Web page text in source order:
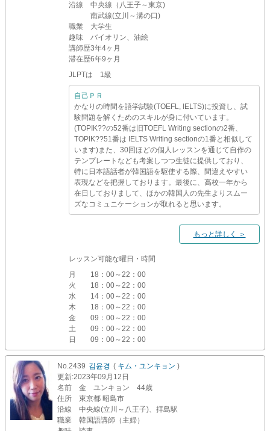
沿線
中央線（八王子～東京)
南武線(立川～溝の口)
職業
大学生
趣味
バイオリン、油絵
講師歴3年4ヶ月
滞在歴6年9ヶ月
JLPTは 1級
自己ＰＲ
かなりの時間を語学試験(TOEFL, IELTS)に投資し、試
験問題を解くためのスキルが身に付いています。
(TOPIK??の52番は旧TOEFL Writing sectionの2番、
TOPIK??51番は IELTS Writing sectionの1番と相似して
います)また、30回ほどの個人レッスンを通じて自作の
テンプレートなども考案しつつ生徒に提供しており、
特に日本語話者が韓国語を駆使する際、間違えやすい
表現などを把握しております。最後に、高校一年から
在日しておりまして、ほかの韓国人の先生よりスムー
ズなコミュニケーションが取れると思います。
もっと詳しく ＞
レッスン可能な曜日・時間
月
18：00～22：00
火
18：00～22：00
水
14：00～22：00
木
18：00～22：00
金
09：00～22：00
土
09：00～22：00
日
09：00～22：00
No.2439 김윤경 ( キム・ユンキョン )
更新:2023年09月12日
名前
金 ユンキョン 44歳
住所
東京都 昭島市
沿線
中央線(立川～八王子)、拝島駅
職業
韓国語講師（主婦）